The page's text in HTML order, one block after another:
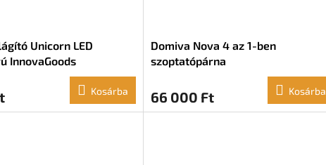
Unicorn LED
InnovaGoods
Kosárba
Domiva Nova 4 az 1-ben
szoptatópárna
66 000 Ft Kosárba